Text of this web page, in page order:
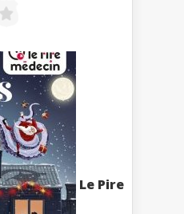
Le Pire